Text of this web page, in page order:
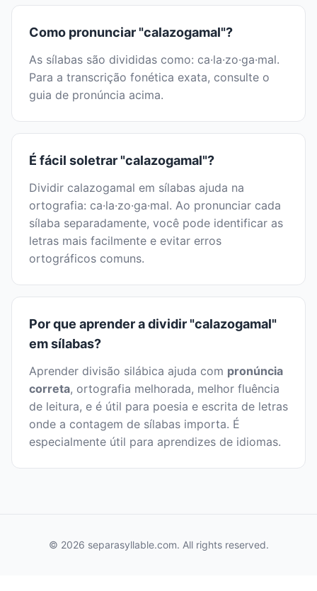
Como pronunciar "calazogamal"?
As sílabas são divididas como: ca·la·zo·ga·mal.
Para a transcrição fonética exata, consulte o
guia de pronúncia acima.
É fácil soletrar "calazogamal"?
Dividir calazogamal em sílabas ajuda na
ortografia: ca·la·zo·ga·mal. Ao pronunciar cada
sílaba separadamente, você pode identificar as
letras mais facilmente e evitar erros
ortográficos comuns.
Por que aprender a dividir "calazogamal"
em sílabas?
Aprender divisão silábica ajuda com pronúncia
correta, ortografia melhorada, melhor fluência
de leitura, e é útil para poesia e escrita de letras
onde a contagem de sílabas importa. É
especialmente útil para aprendizes de idiomas.
© 2026 separasyllable.com. All rights reserved.